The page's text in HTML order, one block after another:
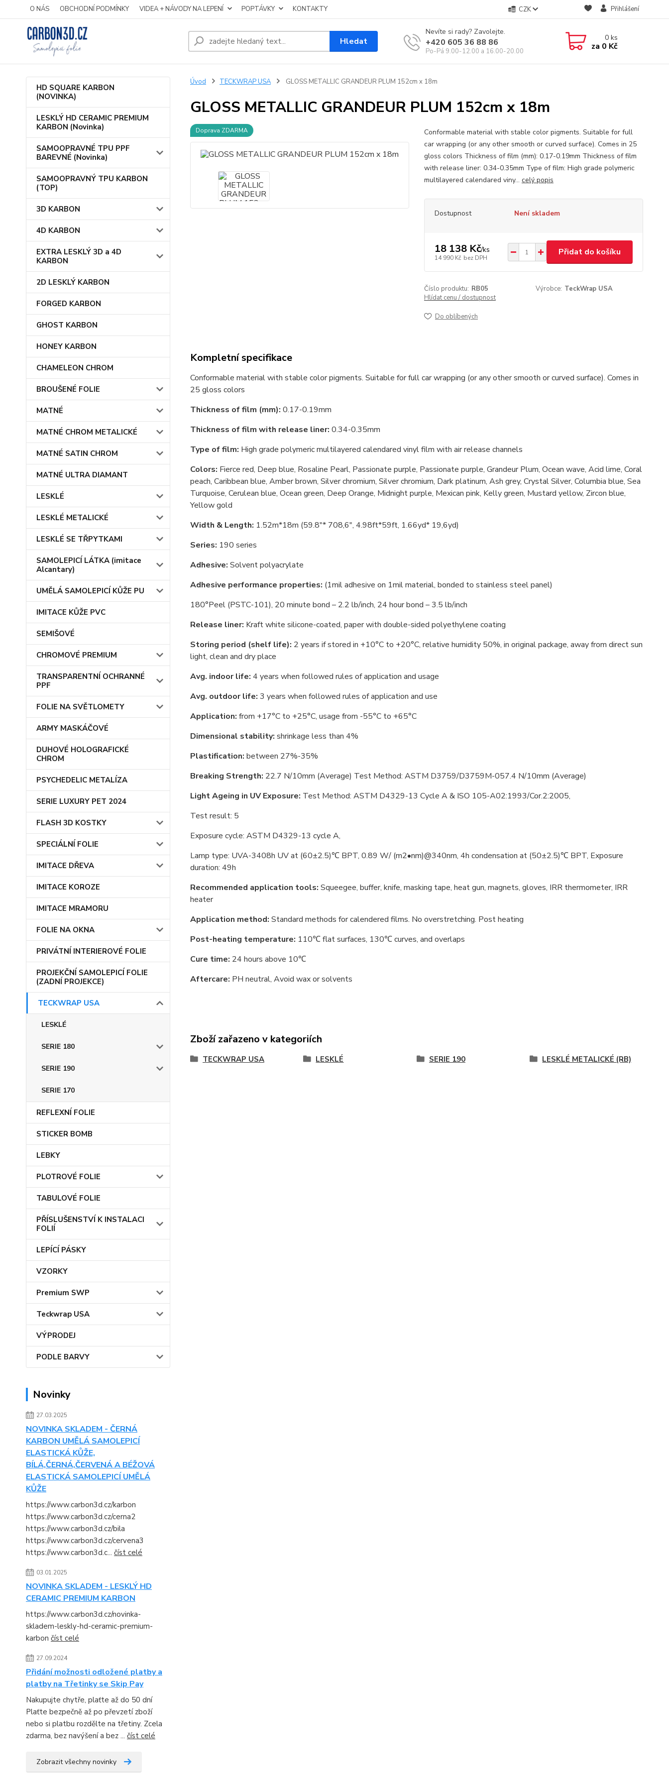
O NÁS OBCHODNÍ PODMÍNKY VIDEA + NÁVODY NA LEPENÍ POPTÁVKY KONTAKTY CZK Přihlášení
Hledat
Nevíte si rady? Zavolejte.
+420 605 36 88 86
Po-Pá 9.00-12.00 a 16.00-20.00
0ks
za 0 Kč
HD SQUARE KARBON
(NOVINKA)
LESKLÝ HD CERAMIC PREMIUM
KARBON (Novinka)
SAMOOPRAVNÉ TPU PPF
BAREVNÉ (Novinka)
SAMOOPRAVNÝ TPU KARBON
(TOP)
3D KARBON
4D KARBON
EXTRA LESKLÝ 3D a 4D
KARBON
2D LESKLÝ KARBON
FORGED KARBON
GHOST KARBON
HONEY KARBON
CHAMELEON CHROM
BROUŠENÉ FOLIE
MATNÉ
MATNÉ CHROM METALICKÉ
MATNÉ SATIN CHROM
MATNÉ ULTRA DIAMANT
LESKLÉ
LESKLÉ METALICKÉ
LESKLÉ SE TŘPYTKAMI
SAMOLEPICÍ LÁTKA (imitace
Alcantary)
UMĚLÁ SAMOLEPICÍ KŮŽE PU
IMITACE KŮŽE PVC
SEMIŠOVÉ
CHROMOVÉ PREMIUM
TRANSPARENTNÍ OCHRANNÉ
PPF
FOLIE NA SVĚTLOMETY
ARMY MASKÁČOVÉ
DUHOVÉ HOLOGRAFICKÉ
CHROM
PSYCHEDELIC METALÍZA
SERIE LUXURY PET 2024
FLASH 3D KOSTKY
SPECIÁLNÍ FOLIE
IMITACE DŘEVA
IMITACE KOROZE
IMITACE MRAMORU
FOLIE NA OKNA
PRIVÁTNÍ INTERIEROVÉ FOLIE
PROJEKČNÍ SAMOLEPICÍ FOLIE
(ZADNÍ PROJEKCE)
TECKWRAP USA
LESKLÉ
SERIE 180
SERIE 190
SERIE 170
REFLEXNÍ FOLIE
STICKER BOMB
LEBKY
PLOTROVÉ FOLIE
TABULOVÉ FOLIE
PŘÍSLUŠENSTVÍ K INSTALACI
FOLIÍ
LEPÍCÍ PÁSKY
VZORKY
Premium SWP
Teckwrap USA
VÝPRODEJ
PODLE BARVY
Novinky
27.03.2025
NOVINKA SKLADEM - ČERNÁ
KARBON UMĚLÁ SAMOLEPICÍ
ELASTICKÁ KŮŽE,
BÍLÁ,ČERNÁ,ČERVENÁ A BÉŽOVÁ
ELASTICKÁ SAMOLEPICÍ UMĚLÁ
KŮŽE
https://www.carbon3d.cz/karbon
https://www.carbon3d.cz/cerna2
https://www.carbon3d.cz/bila
https://www.carbon3d.cz/cervena3
https://www.carbon3d.c... číst celé
03.01.2025
NOVINKA SKLADEM - LESKLÝ HD
CERAMIC PREMIUM KARBON
https://www.carbon3d.cz/novinka-
skladem-leskly-hd-ceramic-premium-
karbon číst celé
27.09.2024
Přidání možnosti odložené platby a
platby na Třetinky se Skip Pay
Nakupujte chytře, plaťte až do 50 dní
Plaťte bezpečně až po převzetí zboží
nebo si platbu rozdělte na třetiny. Zcela
zdarma, bez navýšení a bez ... číst celé
Zobrazit všechny novinky
Úvod TECKWRAP USA GLOSS METALLIC GRANDEUR PLUM 152cm x 18m
GLOSS METALLIC GRANDEUR PLUM 152cm x 18m
Doprava ZDARMA
Conformable material with stable color pigments. Suitable for full
car wrapping (or any other smooth or curved surface). Comes in 25
gloss colors Thickness of film (mm): 0.17-0.19mm Thickness of film
with release liner: 0.34-0.35mm Type of film: High grade polymeric
multilayered calendared viny... celý popis
Dostupnost Není skladem
18 138 Kč/ks
14 990 Kč bez DPH
Přidat do košíku
Číslo produktu: RB05 Výrobce: TeckWrap USA
Hlídat cenu / dostupnost
Do oblíbených
Kompletní specifikace
Conformable material with stable color pigments. Suitable for full car wrapping (or any other smooth or curved surface). Comes in
25 gloss colors
Thickness of film (mm): 0.17-0.19mm
Thickness of film with release liner: 0.34-0.35mm
Type of film: High grade polymeric multilayered calendared vinyl film with air release channels
Colors: Fierce red, Deep blue, Rosaline Pearl, Passionate purple, Passionate purple, Grandeur Plum, Ocean wave, Acid lime, Coral
peach, Caribbean blue, Amber brown, Silver chromium, Silver chromium, Dark platinum, Ash grey, Crystal Silver, Columbia blue, Sea
Turquoise, Cerulean blue, Ocean green, Deep Orange, Midnight purple, Mexican pink, Kelly green, Mustard yellow, Zircon blue,
Yellow gold
Width & Length: 1.52m*18m (59.8"* 708,6", 4.98ft*59ft, 1.66yd* 19,6yd)
Series: 190 series
Adhesive: Solvent polyacrylate
Adhesive performance properties: (1mil adhesive on 1mil material, bonded to stainless steel panel)
180°Peel (PSTC-101), 20 minute bond – 2.2 lb/inch, 24 hour bond – 3.5 lb/inch
Release liner: Kraft white silicone-coated, paper with double-sided polyethylene coating
Storing period (shelf life): 2 years if stored in +10°С to +20°С, relative humidity 50%, in original package, away from direct sun
light, clean and dry place
Avg. indoor life: 4 years when followed rules of application and usage
Avg. outdoor life: 3 years when followed rules of application and use
Application: from +17°С to +25°С, usage from -55°С to +65°С
Dimensional stability: shrinkage less than 4%
Plastification: between 27%-35%
Breaking Strength: 22.7 N/10mm (Average) Test Method: ASTM D3759/D3759M-057.4 N/10mm (Average)
Light Ageing in UV Exposure: Test Method: ASTM D4329-13 Cycle A & ISO 105-A02:1993/Cor.2:2005,
Test result: 5
Exposure cycle: ASTM D4329-13 cycle A,
Lamp type: UVA-3408h UV at (60±2.5)℃ BPT, 0.89 W/ (m2•nm)@340nm, 4h condensation at (50±2.5)℃ BPT, Exposure
duration: 49h
Recommended application tools: Squeegee, buffer, knife, masking tape, heat gun, magnets, gloves, IRR thermometer, IRR
heater
Application method: Standard methods for calendered films. No overstretching. Post heating
Post-heating temperature: 110℃ flat surfaces, 130℃ curves, and overlaps
Cure time: 24 hours above 10℃
Aftercare: PH neutral, Avoid wax or solvents
Zboží zařazeno v kategoriích
TECKWRAP USA LESKLÉ SERIE 190 LESKLÉ METALICKÉ (RB)